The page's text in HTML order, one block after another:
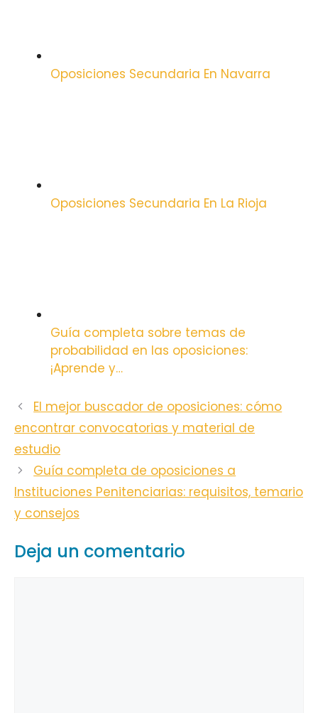
Oposiciones Secundaria En Navarra
Oposiciones Secundaria En La Rioja
Guía completa sobre temas de
probabilidad en las oposiciones:
¡Aprende y…
El mejor buscador de oposiciones: cómo
encontrar convocatorias y material de
estudio
Guía completa de oposiciones a
Instituciones Penitenciarias: requisitos, temario
y consejos
Deja un comentario